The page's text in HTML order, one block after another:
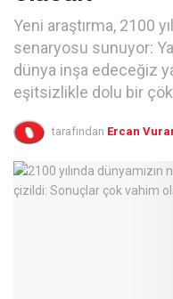
Yeni araştırma, 2100
senaryosu sunuyor:
dünya inşa edeceğiz
eşitsizlikle dolu bir
tarafından Ercan